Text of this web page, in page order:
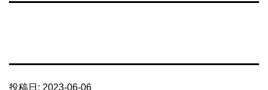
投稿日: 2023-06-06